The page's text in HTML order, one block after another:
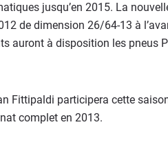
jusqu’en 2015. La
de dimension 26/64-13 à
auront à disposition les pneus
Fittipaldi participera cette
complet en 2013.